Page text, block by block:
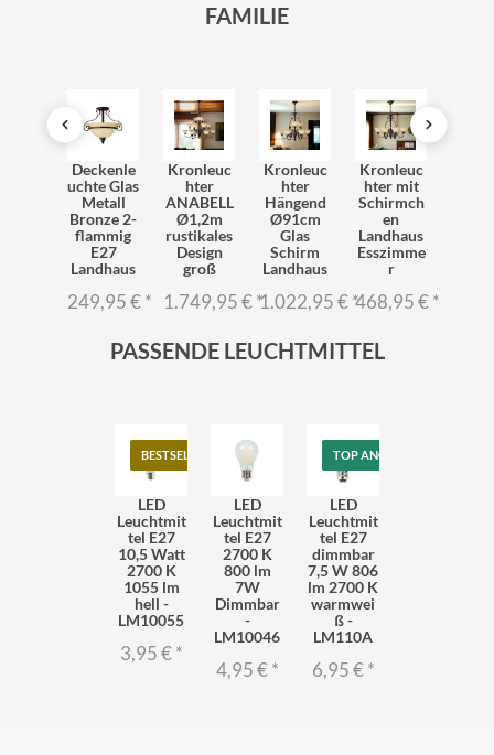
FAMILIE
Deckenle
uchte Glas
Metall
Bronze 2-
flammig
E27
Landhaus
249,95 €*
Kronleuc
hter
ANABELL
Ø1,2m
rustikales
Design
groß
1.749,95 €*
Kronleuc
hter
Hängend
Ø91cm
Glas
Schirm
Landhaus
1.022,95 €*
Kronleuc
hter mit
Schirmch
en
Landhaus
Esszimme
r
468,95 €*
PASSENDE LEUCHTMITTEL
BESTSELLER
LED
Leuchtmit
tel E27
10,5 Watt
2700 K
1055 lm
hell -
LM10055
3,95 €*
LED
Leuchtmit
tel E27
2700 K
800 lm
7W
Dimmbar
-
LM10046
4,95 €*
TOP ANGEBOT
LED
Leuchtmit
tel E27
dimmbar
7,5 W 806
lm 2700 K
warmwei
ß -
LM110A
6,95 €*